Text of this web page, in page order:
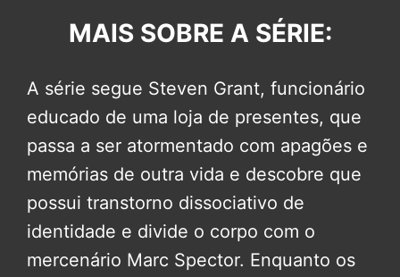
MAIS SOBRE A SÉRIE:
A série segue Steven Grant, funcionário
educado de uma loja de presentes, que
passa a ser atormentado com apagões e
memórias de outra vida e descobre que
possui transtorno dissociativo de
identidade e divide o corpo com o
mercenário Marc Spector. Enquanto os